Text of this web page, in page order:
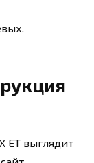
ET выглядит